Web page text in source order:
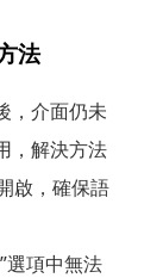
法
，介面仍未
，解決方法
啟，確保語
選項中無法